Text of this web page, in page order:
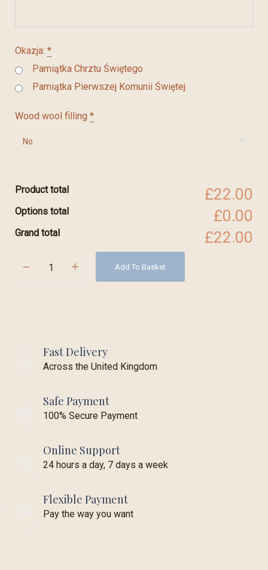
Okazja: *
Pamiątka Chrztu Świętego
Pamiątka Pierwszej Komunii Świętej
Wood wool filling *
Product total £22.00
Options total £0.00
Grand total £22.00
Add To Basket
Fast Delivery
Across the United Kingdom
Safe Payment
100% Secure Payment
Online Support
24 hours a day, 7 days a week
Flexible Payment
Pay the way you want